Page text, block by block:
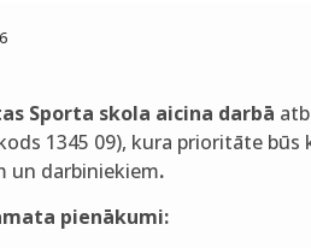
Sporta skola aicina darbā
1345 09), kura prioritāte
un darbiniekiem.
pienākumi: